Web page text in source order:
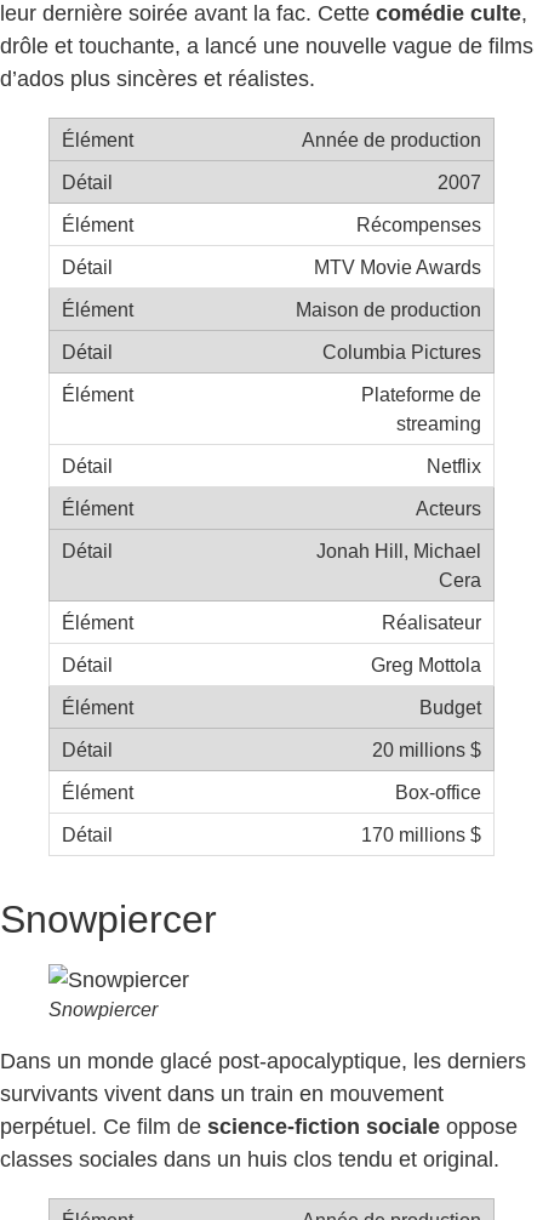
leur dernière soirée avant la fac. Cette comédie culte,
drôle et touchante, a lancé une nouvelle vague de films
d’ados plus sincères et réalistes.
Année de production
2007
Récompenses
MTV Movie Awards
Maison de production
Columbia Pictures
Plateforme de
streaming
Netflix
Acteurs
Jonah Hill, Michael
Cera
Réalisateur
Greg Mottola
Budget
20 millions $
Box-office
170 millions $
Snowpiercer
Snowpiercer
Dans un monde glacé post-apocalyptique, les derniers
survivants vivent dans un train en mouvement
perpétuel. Ce film de science-fiction sociale oppose
classes sociales dans un huis clos tendu et original.